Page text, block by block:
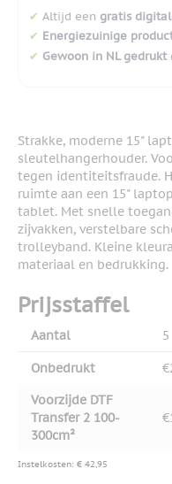
✔ Altijd een gratis
✔ Energiezuinige
✔ Gewoon in NL gedrukt
Strakke, moderne 15"
sleutelhangerhouder.
tegen identiteitsfraude.
ruimte aan een 15"
tablet. Met snelle
zijvakken, verstelbare
trolleyband. Kleine
materiaal en bedrukking.
Prijsstaffel
Aantal 5
Onbedrukt
Voorzijde DTF
Transfer 2 100-
300cm²
Instelkosten: € 42,95